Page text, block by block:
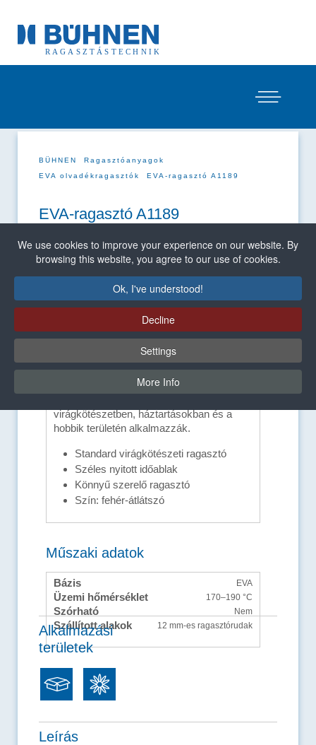
BÜHNEN
Ragasztóanyagok
EVA olvadékragasztók
EVA-ragasztó A1189
EVA-ragasztó A1189
Előnyök és felszereltség
virágkötészetben, háztartásokban és a
hobbik területén alkalmazzák.
Standard virágkötészeti ragasztó
Széles nyitott időablak
Könnyű szerelő ragasztó
Szín: fehér-átlátszó
Műszaki adatok
Bázis EVA
Üzemi hőmérséklet 170–190 °C
Szórható Nem
Szállított alakok 12 mm-es ragasztórudak
Alkalmazási
területek
Leírás
We use cookies to improve your experience on our website. By
browsing this website, you agree to our use of cookies.
Ok, I've understood!
Decline
Settings
More Info